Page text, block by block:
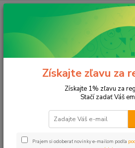
E-shop momentálne
Čoskoro sa vrátime.
Získajte zľavu za
Získajte 1% zľavu za
Stačí zadať Váš
Prajem si odoberať novinky e-mailom podľa